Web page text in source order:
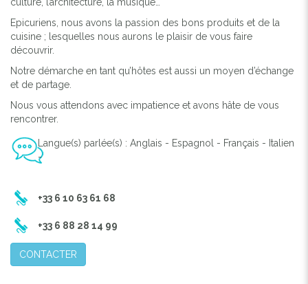
Epicuriens, nous avons la passion des bons produits et de la
cuisine ; lesquelles nous aurons le plaisir de vous faire
découvrir.
Notre démarche en tant qu’hôtes est aussi un moyen d’échange
et de partage.
Nous vous attendons avec impatience et avons hâte de vous
rencontrer.
Langue(s) parlée(s) : Anglais - Espagnol - Français - Italien
-
+33 6 10 63 61 68
+33 6 88 28 14 99
CONTACTER